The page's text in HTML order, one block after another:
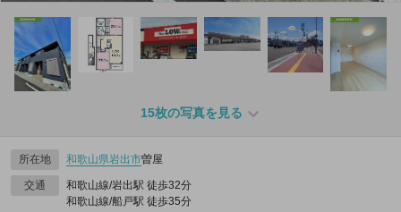
15枚の写真を見る
所在地 和歌山県岩出市曽屋
交通
和歌山線/岩出駅 徒歩32分
和歌山線/船戸駅 徒歩35分